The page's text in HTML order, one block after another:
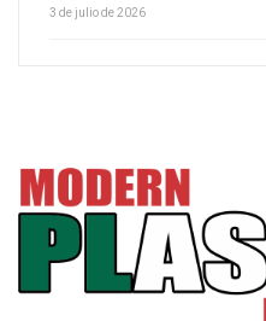
3 de julio de 2026